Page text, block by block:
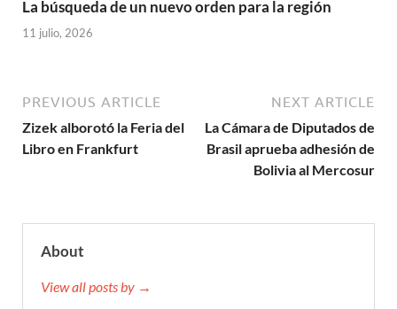
La búsqueda de un nuevo orden para la región
11 julio, 2026
PREVIOUS ARTICLE
Zizek alborotó la Feria del
Libro en Frankfurt
NEXT ARTICLE
La Cámara de Diputados de
Brasil aprueba adhesión de
Bolivia al Mercosur
About
View all posts by →